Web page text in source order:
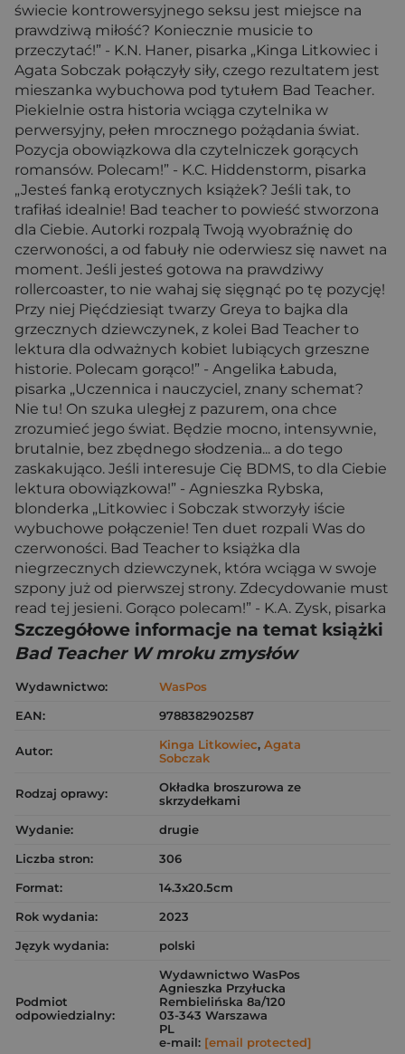
świecie kontrowersyjnego seksu jest miejsce na
prawdziwą miłość? Koniecznie musicie to
przeczytać!” - K.N. Haner, pisarka „Kinga Litkowiec i
Agata Sobczak połączyły siły, czego rezultatem jest
mieszanka wybuchowa pod tytułem Bad Teacher.
Piekielnie ostra historia wciąga czytelnika w
perwersyjny, pełen mrocznego pożądania świat.
Pozycja obowiązkowa dla czytelniczek gorących
romansów. Polecam!” - K.C. Hiddenstorm, pisarka
„Jesteś fanką erotycznych książek? Jeśli tak, to
trafiłaś idealnie! Bad teacher to powieść stworzona
dla Ciebie. Autorki rozpalą Twoją wyobraźnię do
czerwoności, a od fabuły nie oderwiesz się nawet na
moment. Jeśli jesteś gotowa na prawdziwy
rollercoaster, to nie wahaj się sięgnąć po tę pozycję!
Przy niej Pięćdziesiąt twarzy Greya to bajka dla
grzecznych dziewczynek, z kolei Bad Teacher to
lektura dla odważnych kobiet lubiących grzeszne
historie. Polecam gorąco!” - Angelika Łabuda,
pisarka „Uczennica i nauczyciel, znany schemat?
Nie tu! On szuka uległej z pazurem, ona chce
zrozumieć jego świat. Będzie mocno, intensywnie,
brutalnie, bez zbędnego słodzenia... a do tego
zaskakująco. Jeśli interesuje Cię BDMS, to dla Ciebie
lektura obowiązkowa!” - Agnieszka Rybska,
blonderka „Litkowiec i Sobczak stworzyły iście
wybuchowe połączenie! Ten duet rozpali Was do
czerwoności. Bad Teacher to książka dla
niegrzecznych dziewczynek, która wciąga w swoje
szpony już od pierwszej strony. Zdecydowanie must
read tej jesieni. Gorąco polecam!” - K.A. Zysk, pisarka
Szczegółowe informacje na temat książki
Bad Teacher W mroku zmysłów
Wydawnictwo:
WasPos
EAN:
9788382902587
Autor: Kinga Litkowiec, Agata
Sobczak
Rodzaj oprawy:
Okładka broszurowa ze
skrzydełkami
Wydanie:
drugie
Liczba stron:
306
Format:
14.3x20.5cm
Rok wydania:
2023
Język wydania:
polski
Podmiot
odpowiedzialny:
Wydawnictwo WasPos
Agnieszka Przyłucka
Rembielińska 8a/120
03-343 Warszawa
PL
e-mail: [email protected]